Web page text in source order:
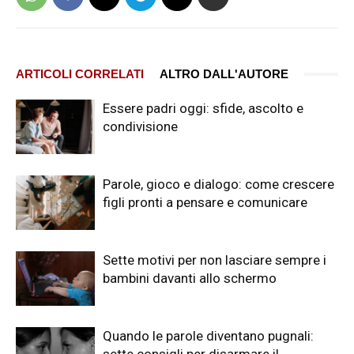
ARTICOLI CORRELATI ALTRO DALL'AUTORE
Essere padri oggi: sfide, ascolto e
condivisione
Parole, gioco e dialogo: come crescere
figli pronti a pensare e comunicare
Sette motivi per non lasciare sempre i
bambini davanti allo schermo
Quando le parole diventano pugnali: